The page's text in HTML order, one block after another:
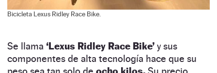
Bicicleta Lexus Ridley Race Bike.
Se llama ‘Lexus Ridley Race Bike’ y sus
componentes de alta tecnología hace que su